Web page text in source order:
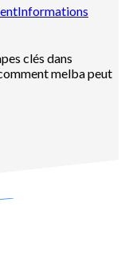
Informations
clés dans
melba peut